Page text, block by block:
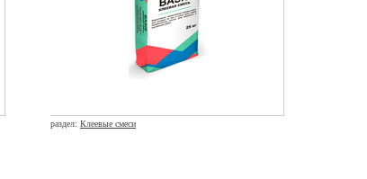
раздел: Клеевые смеси